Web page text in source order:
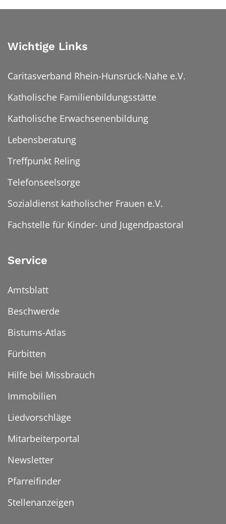
Wichtige Links
Caritasverband Rhein-Hunsrück-Nahe e.V.
Katholische Familienbildungsstätte
Katholische Erwachsenenbildung
Lebensberatung
Treffpunkt Reling
Telefonseelsorge
Sozialdienst katholischer Frauen e.V.
Fachstelle für Kinder- und Jugendpastoral
Service
Amtsblatt
Beschwerde
Bistums-Atlas
Fürbitten
Hilfe bei Missbrauch
Immobilien
Liedvorschläge
Mitarbeiterportal
Newsletter
Pfarreifinder
Stellenanzeigen